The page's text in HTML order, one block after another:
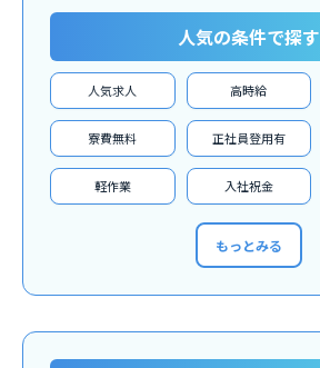
人気の条件で探す
人気求人 高時給
寮費無料 正社員登用有
軽作業 入社祝金
もっとみる